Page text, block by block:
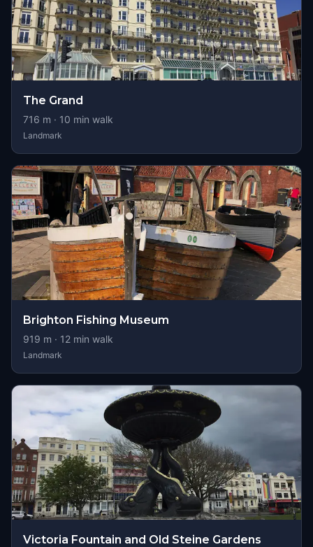
The Grand
716 m · 10 min walk
Landmark
Brighton Fishing Museum
919 m · 12 min walk
Landmark
Victoria Fountain and Old Steine Gardens